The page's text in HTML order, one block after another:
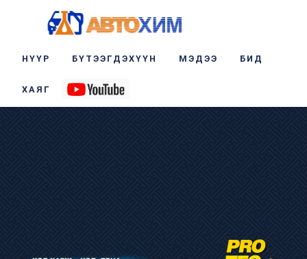
НҮҮР БҮТЭЭГДЭХҮҮН МЭДЭЭ БИД
ХАЯГ